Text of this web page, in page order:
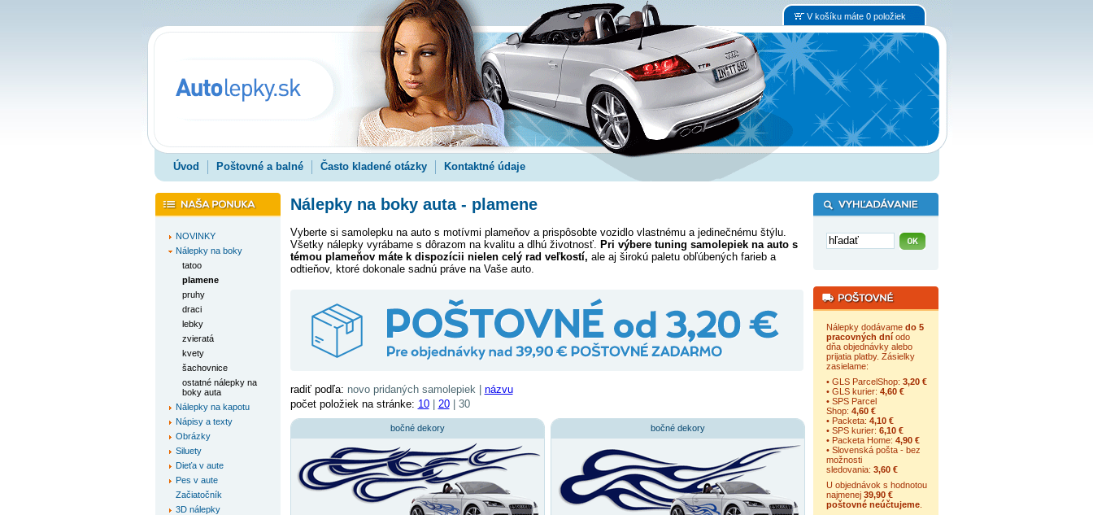
V košíku máte 0 položiek
Úvod Poštovné a balné Často kladené otázky Kontaktné údaje
NOVINKY
Nálepky na boky
tatoo
plamene
pruhy
draci
lebky
zvieratá
kvety
šachovnice
ostatné nálepky na
boky auta
Nálepky na kapotu
Nápisy a texty
Obrázky
Siluety
Dieťa v aute
Pes v aute
Začiatočník
3D nálepky
Nálepky na boky auta - plamene
Vyberte si samolepku na auto s motívmi plameňov a prispôsobte vozidlo vlastnému a jedinečnému štýlu.
Všetky nálepky vyrábame s dôrazom na kvalitu a dlhú životnosť. Pri výbere tuning samolepiek na auto s
témou plameňov máte k dispozícii nielen celý rad veľkostí, ale aj širokú paletu obľúbených farieb a
odtieňov, ktoré dokonale sadnú práve na Vaše auto.
radiť podľa: novo pridaných samolepiek | názvu
počet položiek na stránke: 10| 20| 30
bočné dekory bočné dekory
Nálepky dodávame do 5
pracovných dníodo
dňa objednávky alebo
prijatia platby. Zásielky
zasielame:
• GLS ParcelShop: 3,20 €
• GLS kurier: 4,60 €
• SPS Parcel
Shop: 4,60 €
• Packeta: 4,10 €
• SPS kurier: 6,10 €
• Packeta Home: 4,90 €
• Slovenská pošta - bez
možnosti
sledovania: 3,60 €
U objednávok s hodnotou
najmenej 39,90 €
poštovné neúčtujeme.